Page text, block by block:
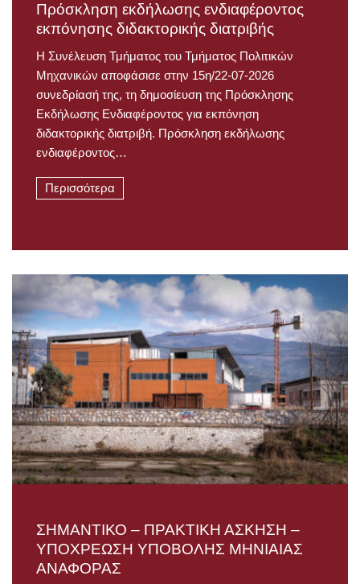
Πρόσκληση εκδήλωσης ενδιαφέροντος
εκπόνησης διδακτορικής διατριβής
Η Συνέλευση Τμήματος του Τμήματος Πολιτικών
Μηχανικών αποφάσισε στην 15η/22-07-2026
συνεδρίασή της, τη δημοσίευση της Πρόσκλησης
Εκδήλωσης Ενδιαφέροντος για εκπόνηση
διδακτορικής διατριβή. Πρόσκληση εκδήλωσης
ενδιαφέροντος…
Περισσότερα
ΣΗΜΑΝΤΙΚΟ – ΠΡΑΚΤΙΚΗ ΑΣΚΗΣΗ –
ΥΠΟΧΡΕΩΣΗ ΥΠΟΒΟΛΗΣ ΜΗΝΙΑΙΑΣ
ΑΝΑΦΟΡΑΣ